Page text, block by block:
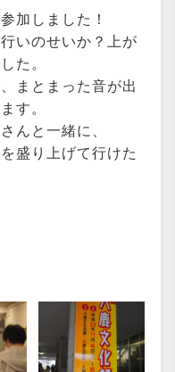
加しました！
いのせいか？上が
た。
まとまった音が出
す。
んと一緒に、
盛り上げて行けた